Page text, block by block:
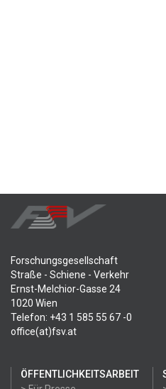
Forschungsgesellschaft
Straße - Schiene - Verkehr
Ernst-Melchior-Gasse 24
1020 Wien
Telefon: +43 1 585 55 67 -0
office(at)fsv.at
ÖFFENTLICHKEITSARBEIT